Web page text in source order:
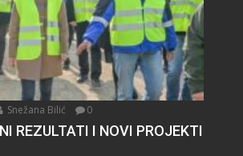
Snežana Bilić 0
REZULTATI I NOVI PROJEKTI